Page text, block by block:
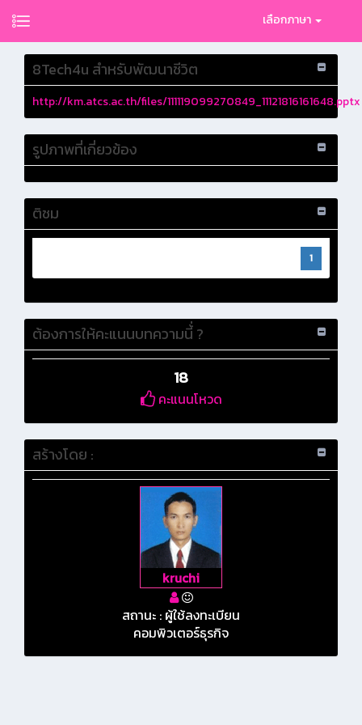
เลือกภาษา
8Tech4u สำหรับพัฒนาชีวิต
http://km.atcs.ac.th/files/111119099270849_11121816161648.pptx
รูปภาพที่เกี่ยวข้อง
ติชม
1
ต้องการให้คะแนนบทความนี้่ ?
18
คะแนนโหวด
สร้างโดย :
kruchi
สถานะ : ผู้ใช้ลงทะเบียน
คอมพิวเตอร์ธุรกิจ